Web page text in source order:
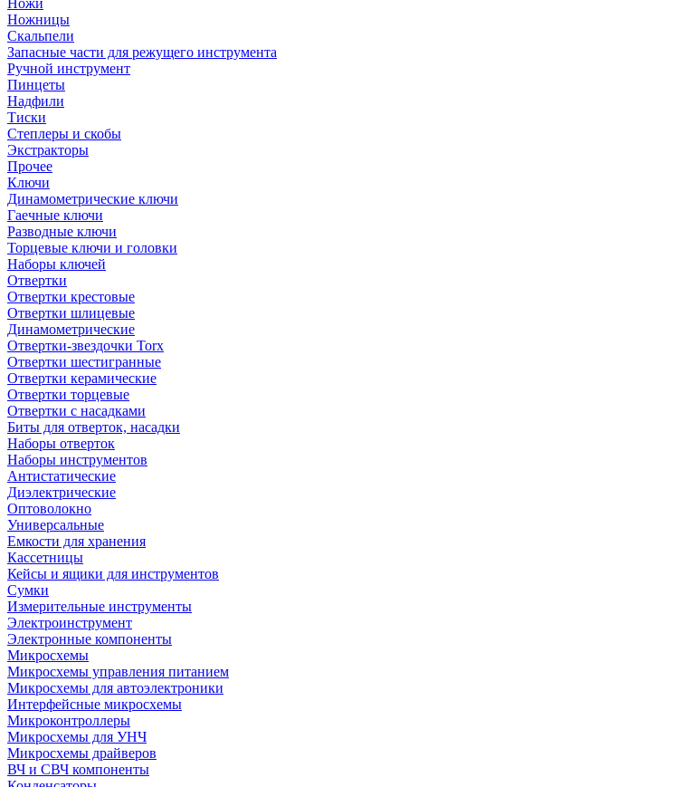
Ножи
Ножницы
Скальпели
Запасные части для режущего инструмента
Ручной инструмент
Пинцеты
Надфили
Тиски
Степлеры и скобы
Экстракторы
Прочее
Ключи
Динамометрические ключи
Гаечные ключи
Разводные ключи
Торцевые ключи и головки
Наборы ключей
Отвертки
Отвертки крестовые
Отвертки шлицевые
Динамометрические
Отвертки-звездочки Torx
Отвертки шестигранные
Отвертки керамические
Отвертки торцевые
Отвертки с насадками
Биты для отверток, насадки
Наборы отверток
Наборы инструментов
Антистатические
Диэлектрические
Оптоволокно
Универсальные
Емкости для хранения
Кассетницы
Кейсы и ящики для инструментов
Сумки
Измерительные инструменты
Электроинструмент
Электронные компоненты
Микросхемы
Микросхемы управления питанием
Микросхемы для автоэлектроники
Интерфейсные микросхемы
Микроконтроллеры
Микросхемы для УНЧ
Микросхемы драйверов
ВЧ и СВЧ компоненты